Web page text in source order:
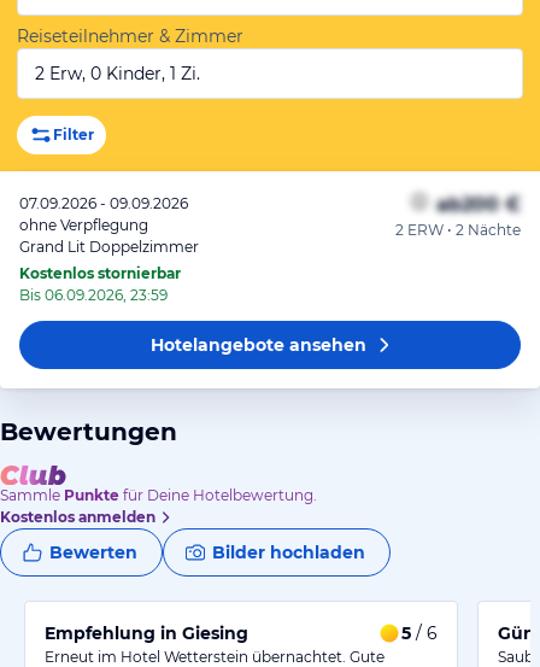
Reiseteilnehmer & Zimmer
2 Erw, 0 Kinder, 1 Zi.
Filter
07.09.2026 - 09.09.2026
ohne Verpflegung
Grand Lit Doppelzimmer
Kostenlos stornierbar
Bis 06.09.2026, 23:59
ab200 €
2 ERW • 2 Nächte
Hotelangeboteansehen
Bewertungen
Sammle Punkte für Deine Hotelbewertung.
Kostenlos anmelden
Bewerten Bilder hochladen
Empfehlung in Giesing 5 / 6
Erneut im Hotel Wetterstein übernachtet. Gute